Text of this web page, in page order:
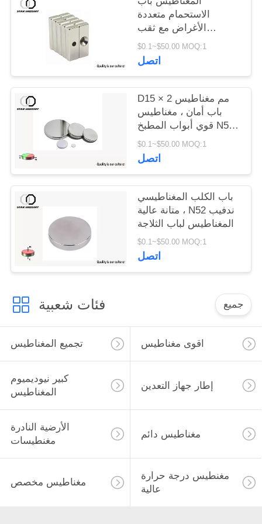
الاستحمام متعددة
الأغراض مع ثقب
المسمار OEM ODM
المتاحة
$0.1~$50.00 MOQ:1
اتصل
D15 × 2 مم مغناطيس
باب أمان ، مغناطيس
قوي أبواب المطبخ N52
الصف
$0.1~$50.00 MOQ:1
اتصل
باب الكلب المغناطيسي
متانة عالية ، N52 ندفيب
المغناطيس لباب الثلاجة
$0.1~$50.00 MOQ:1
اتصل
فئات شعبية جميع
تجميع المغناطيس اقوى مغناطيس
كبير نيوديميوم
المغناطيس
إطار جهاز التعدين
الأرضية النادرة
مغنطيسات
مغناطيس دائم
مغناطيس مخصص
مغنطيس درجة حرارة
عالية